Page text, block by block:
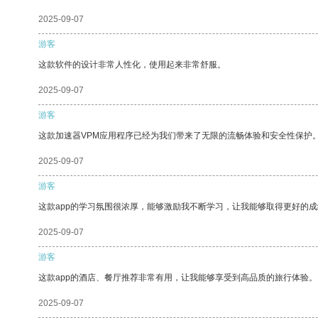
2025-09-07
游客
这款软件的设计非常人性化，使用起来非常舒服。
2025-09-07
游客
这款加速器VPM应用程序已经为我们带来了无限的流畅体验和安全性保护
2025-09-07
游客
这款app的学习氛围很浓厚，能够激励我不断学习，让我能够取得更好的
2025-09-07
游客
这款app的酒店、餐厅推荐非常有用，让我能够享受到高品质的旅行体验。
2025-09-07